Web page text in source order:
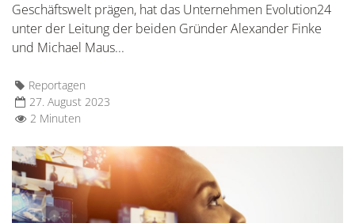
Geschäftswelt prägen, hat das Unternehmen Evolution24
unter der Leitung der beiden Gründer Alexander Finke
und Michael Maus...
Reportagen
27. August 2023
2 Minuten